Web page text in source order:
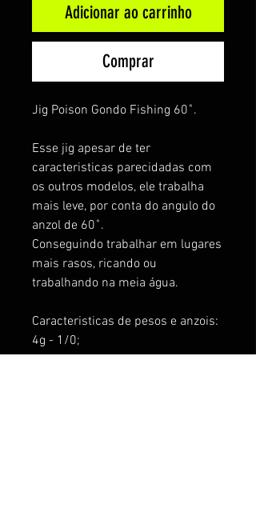
Adicionar ao carrinho
Comprar
Jig Poison Gondo Fishing 60˚.
Esse jig apesar de ter
caracteristicas parecidadas com
os outros modelos, ele trabalha
mais leve, por conta do angulo do
anzol de 60˚.
Conseguindo trabalhar em lugares
mais rasos, ricando ou
trabalhando na meia água.
Caracteristicas de pesos e anzois:
4g - 1/0;